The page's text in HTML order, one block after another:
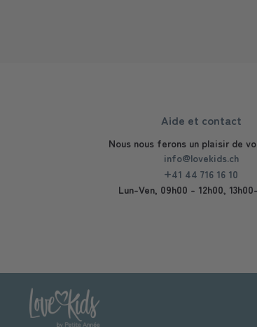
Aide et contact
Nous nous ferons un plaisir de
info@lovekids.ch
+41 44 716 16 10
Lun-Ven, 09h00 - 12h00,